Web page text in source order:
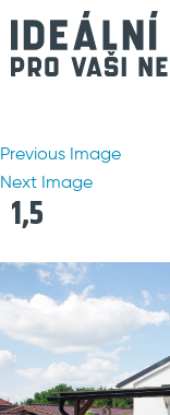
Previous Image
Next Image
1,5